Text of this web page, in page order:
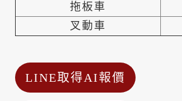
拖板車
叉動車
LINE取得AI報價